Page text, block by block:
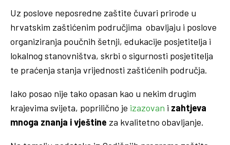
Uz poslove neposredne zaštite čuvari prirode u
hrvatskim zaštićenim područjima obavljaju i poslove
organiziranja poučnih šetnji, edukacije posjetitelja i
lokalnog stanovništva, skrbi o sigurnosti posjetitelja
te praćenja stanja vrijednosti zaštićenih područja.
Iako posao nije tako opasan kao u nekim drugim
krajevima svijeta, poprilično je izazovan i zahtjeva
mnoga znanja i vještine za kvalitetno obavljanje.